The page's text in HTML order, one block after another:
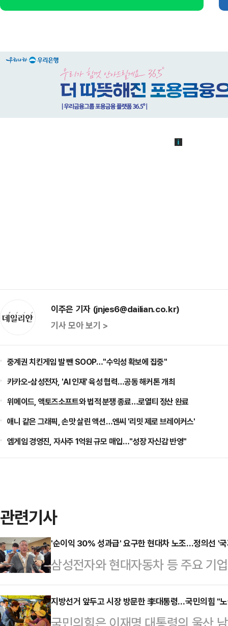
이주은 기자 (jnjes6@dailian.co.kr)
기사 모아 보기 >
중계권 치킨게임 발 뺀 SOOP…"수익성 확보에 집중"
카카오-삼성전자, 'AI 인재' 육성 협력…공동 해커톤 개최
위메이드, 액토즈소프트와 법적 분쟁 종료…로열티 정산 완료
애니 같은 그래픽, 손맛 살린 액션…엔씨 '리밋 제로 브레이커스'
엠게임 경영진, 자사주 1억원 규모 매입…"성장 자신감 반영"
관련기사
'순이익 30% 성과급' 요구한 현대차 노조…정의선 '
삼성전자와 현대자동차 등 주요 기
갈등이 확산하는 가운데 정의선 현
사와 주주, 국가 발전을 함께 고려
지방선거 앞두고 시장 방문한 李대통령…국민의힘 "